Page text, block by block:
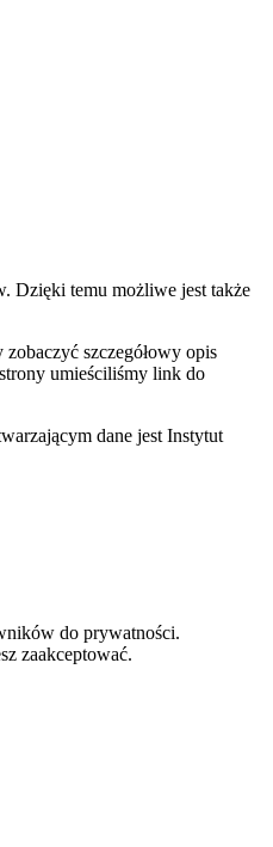
Dzięki temu możliwe jest także
zobaczyć szczegółowy opis
umieściliśmy link do
dane jest Instytut
do prywatności.
zaakceptować.